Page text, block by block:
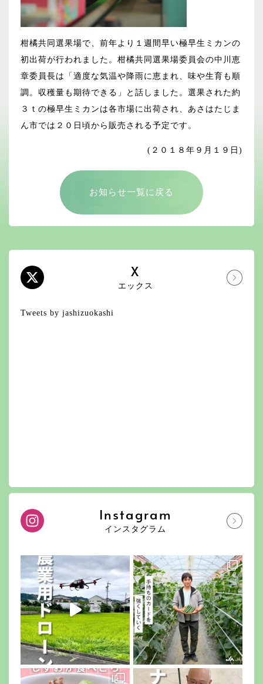
柑橘共同選果場で、前年より１週間早い極早生ミカンの
初出荷が行われました。柑橘共同選果場委員会の中川恵
章委員長は「適度な気温や降雨に恵まれ、味や生育も順
調。収穫量も期待できる」と話しました。選果された約
３ｔの極早生ミカンは各市場に出荷され、あさはたじま
ん市では２０日頃から販売される予定です。
(２０１８年９月１９日)
お知らせ一覧に戻る
X
エックス
Tweets by jashizuokashi
Instagram
インスタグラム